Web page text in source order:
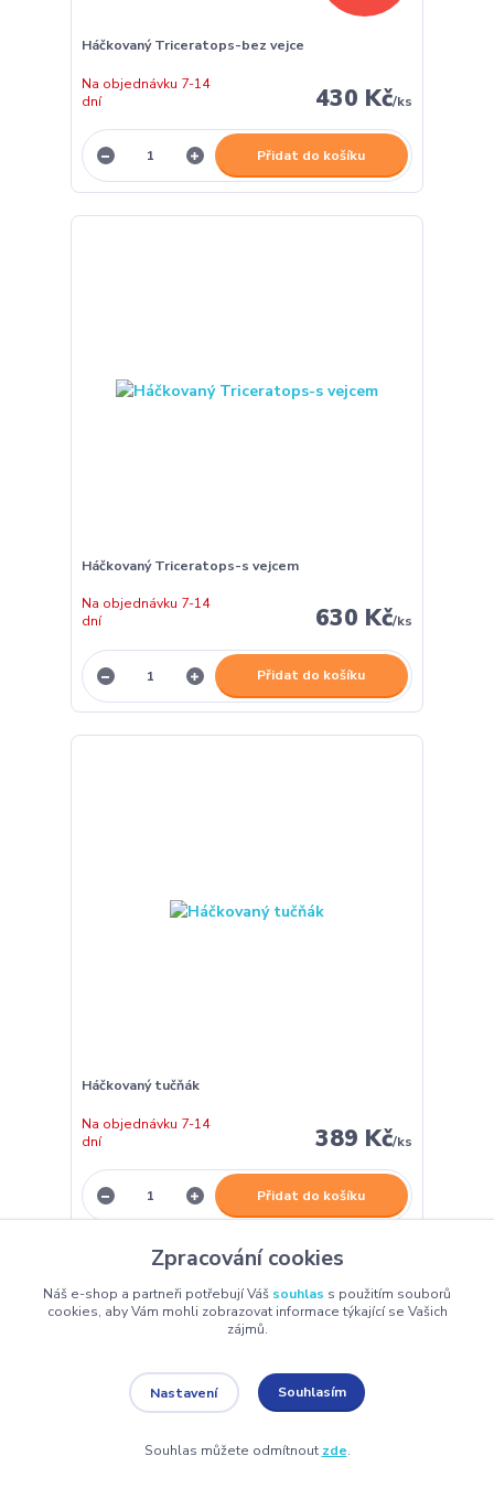
Háčkovaný Triceratops-bez vejce
430 Kč/ks
Na objednávku 7-14
dní
Přidat do košíku
Háčkovaný Triceratops-s vejcem
630 Kč/ks
Na objednávku 7-14
dní
Přidat do košíku
Háčkovaný tučňák
389 Kč/ks
Na objednávku 7-14
dní
Přidat do košíku
Zpracování cookies
Náš e-shop a partneři potřebují Váš souhlas s použitím souborů
cookies, aby Vám mohli zobrazovat informace týkající se Vašich
zájmů.
Nastavení Souhlasím
Souhlas můžete odmítnout zde.